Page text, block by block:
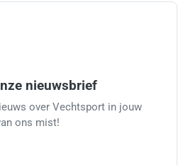
nieuwsbrief
over Vechtsport in jouw
ons mist!